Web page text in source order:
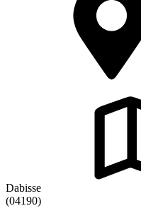
Dabisse
(04190)